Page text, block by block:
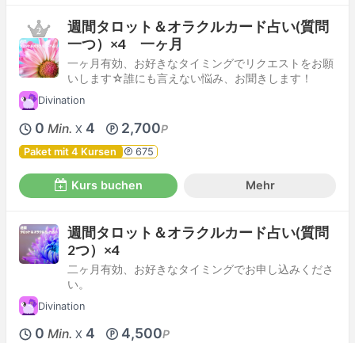
週間タロット＆オラクルカード占い(質問
一つ）×4 一ヶ月
一ヶ月有効、お好きなタイミングでリクエストをお願
いします☆誰にも言えない悩み、お聞きします！
Divination
0 Min. X 4 2,700P
Paket mit 4 Kursen 675
Kurs buchen Mehr
週間タロット＆オラクルカード占い(質問
2つ）×4
二ヶ月有効、お好きなタイミングでお申し込みくださ
い。
Divination
0 Min. X 4 4,500P